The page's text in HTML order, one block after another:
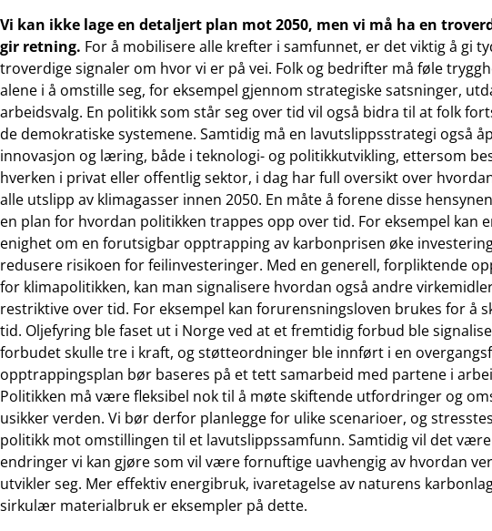
Vi kan ikke lage en detaljert plan mot 2050, men vi må ha en
gir retning. For å mobilisere alle krefter i samfunnet, er det viktig å gi
troverdige signaler om hvor vi er på vei. Folk og bedrifter må føle
alene i å omstille seg, for eksempel gjennom strategiske satsninger,
arbeidsvalg. En politikk som står seg over tid vil også bidra til at folk
de demokratiske systemene. Samtidig må en lavutslippsstrategi også
innovasjon og læring, både i teknologi- og politikkutvikling, ettersom
hverken i privat eller offentlig sektor, i dag har full oversikt over
alle utslipp av klimagasser innen 2050. En måte å forene disse
en plan for hvordan politikken trappes opp over tid. For eksempel kan
enighet om en forutsigbar opptrapping av karbonprisen øke
redusere risikoen for feilinvesteringer. Med en generell, forpliktende
for klimapolitikken, kan man signalisere hvordan også andre
restriktive over tid. For eksempel kan forurensningsloven brukes for å
tid. Oljefyring ble faset ut i Norge ved at et fremtidig forbud ble
forbudet skulle tre i kraft, og støtteordninger ble innført i en
opptrappingsplan bør baseres på et tett samarbeid med partene i
Politikken må være fleksibel nok til å møte skiftende utfordringer og
usikker verden. Vi bør derfor planlegge for ulike scenarioer, og
politikk mot omstillingen til et lavutslippssamfunn. Samtidig vil det
endringer vi kan gjøre som vil være fornuftige uavhengig av hvordan
utvikler seg. Mer effektiv energibruk, ivaretagelse av naturens
sirkulær materialbruk er eksempler på dette.